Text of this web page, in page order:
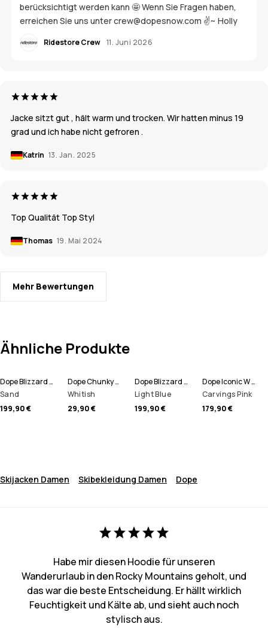
berücksichtigt werden kann 🤩 Wenn Sie Fragen haben,
erreichen Sie uns unter crew@dopesnow.com ✌️~ Holly
Ridestore Crew 11. Juni 2026
Jacke sitzt gut , hält warm und trocken. Wir hatten minus 19
grad und ich habe nicht gefroren .
Katrin 13. Jan. 2025
Top Qualität Top Styl
Thomas 19. Mai 2024
Mehr Bewertungen
Ähnliche Produkte
Dope Blizzard W Full Zip Skijacke Damen
Sand
199,90 €
Dope Chunky Mütze
Whitish
29,90 €
Dope Blizzard W Full Zip Snowboardjacke Damen
Light Blue
199,90 €
Dope Iconic W Snowboardhose Damen
Carvings Pink
179,90 €
Skijacken Damen Skibekleidung Damen Dope
Habe mir diesen Hoodie für unseren
Wanderurlaub in den Rocky Mountains geholt, und
das war die beste Entscheidung. Er hällt wirklich
Feuchtigkeit und Kälte ab, und sieht auch noch
stylisch aus.